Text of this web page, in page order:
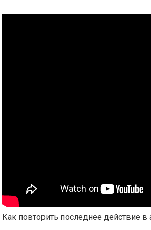
Как повторить последнее действие в